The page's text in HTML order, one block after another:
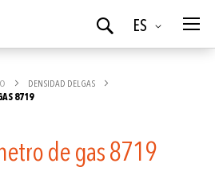
Idioma
ES
Buscar
DENSIDAD DEL GAS
8719
de gas 8719